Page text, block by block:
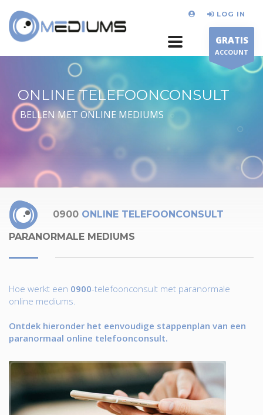
LOG IN
GRATIS
ACCOUNT
ONLINE TELEFOONCONSULT
BELLEN MET ONLINE MEDIUMS
0900 ONLINE TELEFOONCONSULT
PARANORMALE MEDIUMS
Hoe werkt een 0900-telefoonconsult met paranormale
online mediums.
Ontdek hieronder het eenvoudige stappenplan van een
paranormaal online telefoonconsult.